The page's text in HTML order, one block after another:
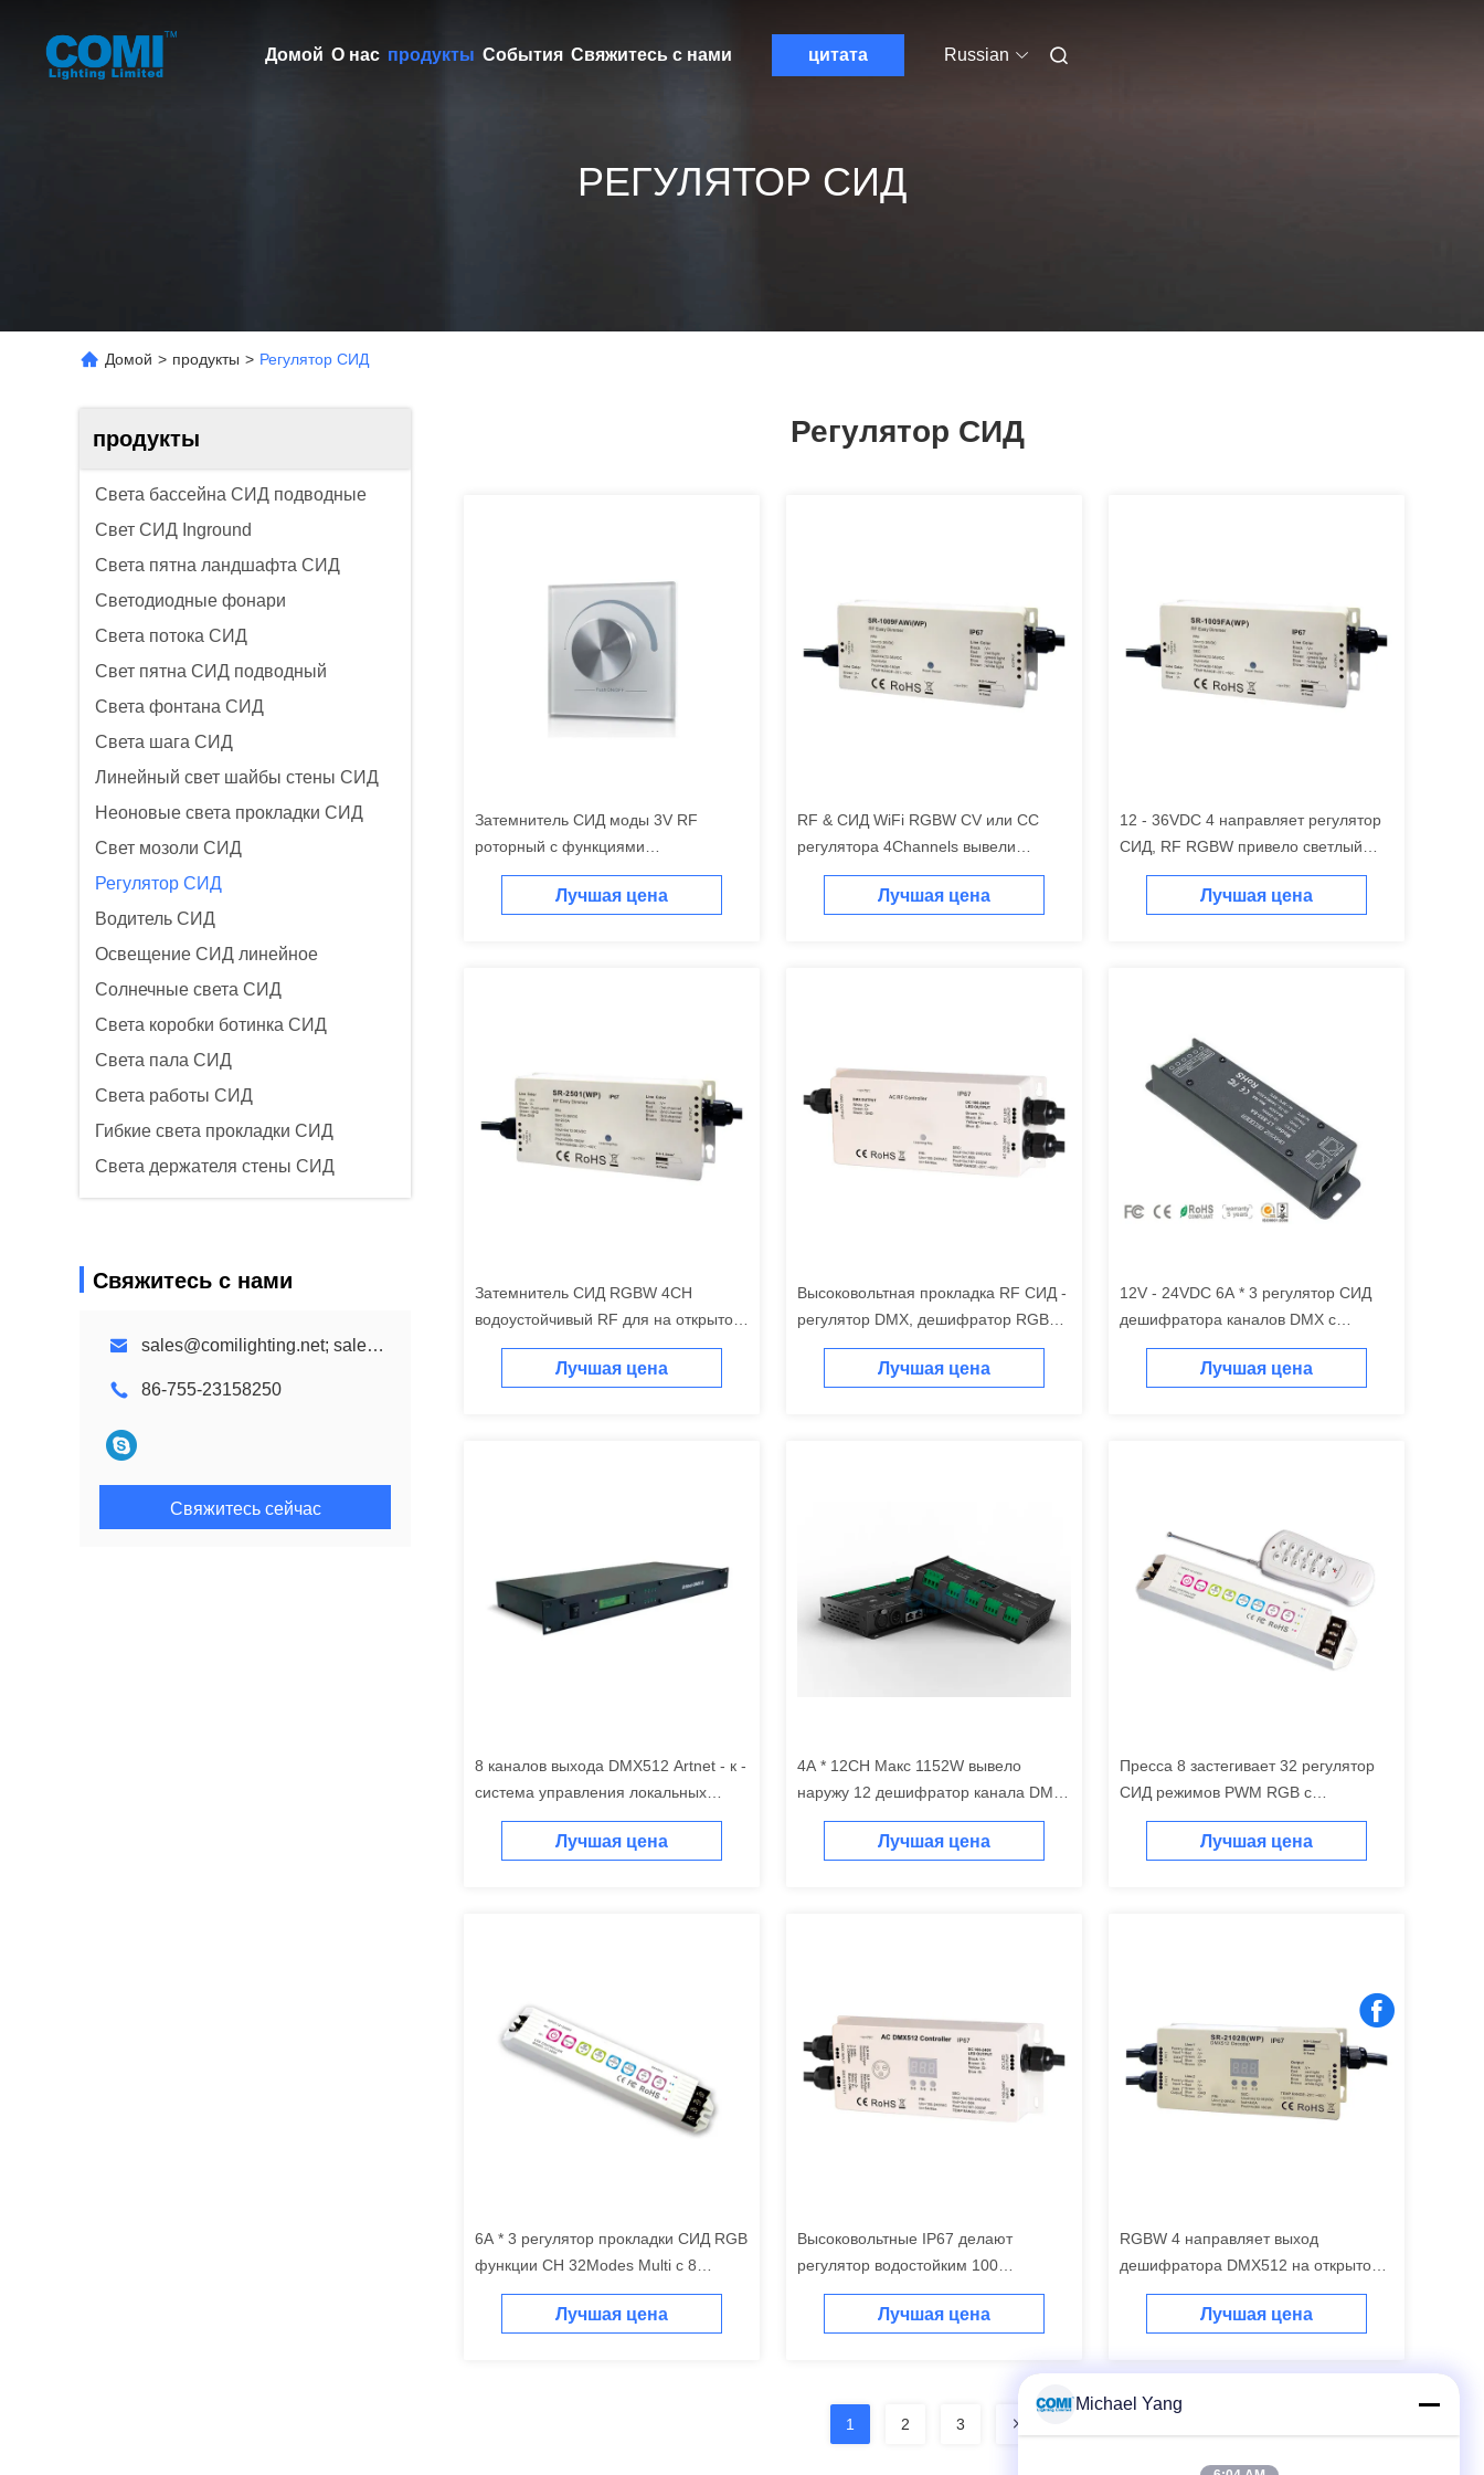
Домой О нас продукты События Свяжитесь с нами цитата Russian
РЕГУЛЯТОР СИД
Домой > продукты > Регулятор СИД
продукты
Света бассейна СИД подводные
Свет СИД Inground
Света пятна ландшафта СИД
Светодиодные фонари
Света потока СИД
Свет пятна СИД подводный
Света фонтана СИД
Света шага СИД
Линейный свет шайбы стены СИД
Неоновые света прокладки СИД
Свет мозоли СИД
Регулятор СИД
Водитель СИД
Освещение СИД линейное
Солнечные света СИД
Света коробки ботинка СИД
Света пала СИД
Света работы СИД
Гибкие света прокладки СИД
Света держателя стены СИД
Свяжитесь с нами
sales@comilighting.net; sales@comilandscapelighting.com
86-755-23158250
Свяжитесь сейчас
Регулятор СИД
Затемнитель СИД моды 3V RF
роторный с функциями
переключателя и ровной яркости
Лучшая цена
RF & СИД WiFi RGBW CV или CC
регулятора 4Channels вывели
наружу 5 лет гарантии
Лучшая цена
12 - 36VDC 4 направляет регулятор
СИД, RF RGBW привело светлый
регулятор множественное
ZonesFunctionЛучшая цена
Затемнитель СИД RGBW 4CH
водоустойчивый RF для на открытом
воздухе Envirenment со
множественными зонами действует
Лучшая цена
Высоковольтная прокладка RF СИД -
регулятор DMX, дешифратор RGB
Макс 5A IP67 Dmx 3 каналов
Лучшая цена
12V - 24VDC 6A * 3 регулятор СИД
дешифратора каналов DMX с
гнездом RJ45 DMX
Лучшая цена
8 каналов выхода DMX512 Artnet - к -
система управления локальных
сетей конвертера DMX
Лучшая цена
4A * 12CH Макс 1152W вывело
наружу 12 дешифратор канала DMX
с функцией усилителя сигнала
Лучшая цена
Пресса 8 застегивает 32 регулятор
СИД режимов PWM RGB с
регулятором RF удаленным
Лучшая цена
6A * 3 регулятор прокладки СИД RGB
функции CH 32Modes Multi с 8
кнопками прессы
Лучшая цена
Высоковольтные IP67 делают
регулятор водостойким 100
прокладки СИД RGB 3 CH DMX512 -
входной сигнал 240V & выход
Лучшая цена
RGBW 4 направляет выход
дешифратора DMX512 на открытом
воздухе оценка IP67 делает
максимальное 720W водостойким
Лучшая цена
1 2 3
Michael Yang